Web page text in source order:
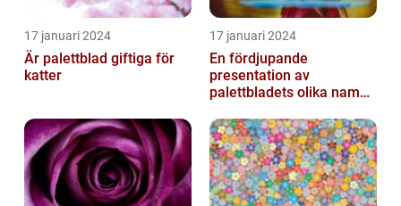
17 januari 2024
Är palettblad giftiga för
katter
17 januari 2024
En fördjupande
presentation av
palettbladets olika namn